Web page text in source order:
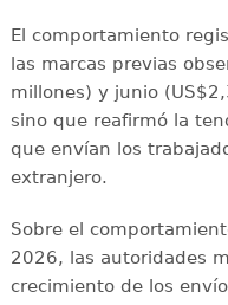
El comportamiento
las marcas previas
millones) y junio
sino que reafirmó la
que envían los
extranjero.
Sobre el
2026, las autoridades
crecimiento de los